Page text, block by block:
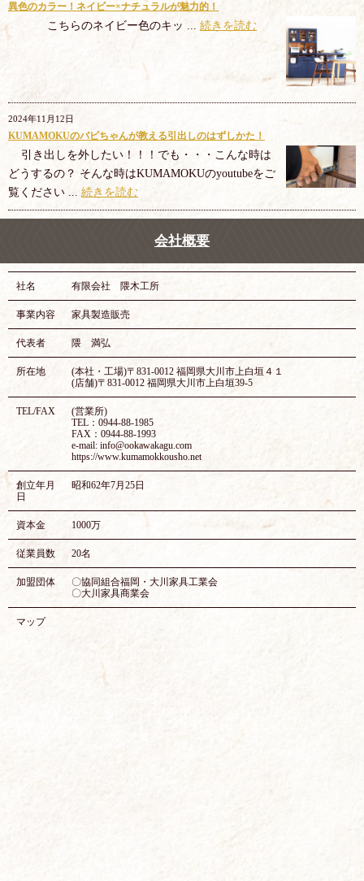
異色のカラー！ネイビー×ナチュラルが魅力的！
こちらのネイビー色のキッ ... 続きを読む
2024年11月12日
KUMAMOKUのバビちゃんが教える引出しのはずしかた！
引き出しを外したい！！！でも・・・こんな時は
どうするの？ そんな時はKUMAMOKUのyoutubeをご
覧ください ... 続きを読む
会社概要
社名 有限会社 隈木工所
事業内容 家具製造販売
代表者 隈 満弘
所在地
(本社・工場)〒831-0012 福岡県大川市上白垣４１
(店舗)〒831-0012 福岡県大川市上白垣39-5
TEL/FAX
(営業所)
TEL：0944-88-1985
FAX：0944-88-1993
e-mail: info@ookawakagu.com
https://www.kumamokkousho.net
創立年月
日
昭和62年7月25日
資本金 1000万
従業員数 20名
加盟団体
〇協同組合福岡・大川家具工業会
〇大川家具商業会
マップ